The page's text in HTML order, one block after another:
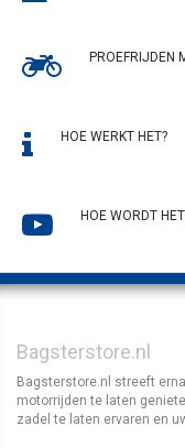
PROEFRIJDEN
HOE WERKT HET?
HOE WORDT
Bagsterstore.nl
Bagsterstore.nl streeft
motorrijden te laten
zadel te laten ervaren en